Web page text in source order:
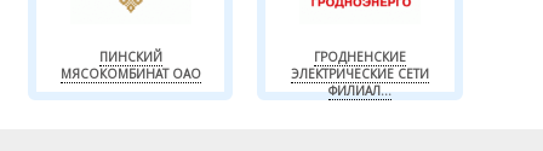
ПИНСКИЙ
МЯСОКОМБИНАТ ОАО
ГРОДНЕНСКИЕ
ЭЛЕКТРИЧЕСКИЕ СЕТИ
ФИЛИАЛ...